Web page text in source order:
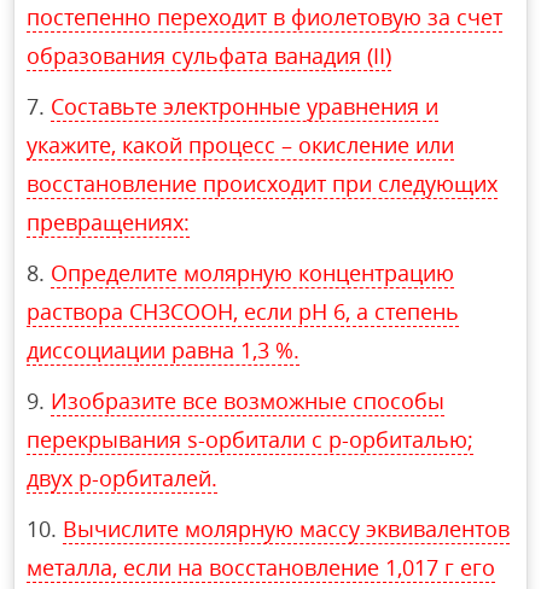
постепенно переходит в фиолетовую за счет
образования сульфата ванадия (II)
Составьте электронные уравнения и
укажите, какой процесс – окисление или
восстановление происходит при следующих
превращениях:
Определите молярную концентрацию
раствора СH3COOH, если рН 6, а степень
диссоциации равна 1,3 %.
Изобразите все возможные способы
перекрывания s-орбитали с р-орбиталью;
двух р-орбиталей.
Вычислите молярную массу эквивалентов
металла, если на восстановление 1,017 г его